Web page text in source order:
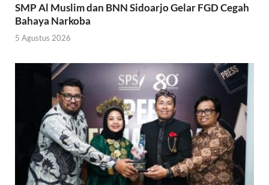
SMP Al Muslim dan BNN Sidoarjo Gelar FGD Cegah
Bahaya Narkoba
5 Agustus 2026